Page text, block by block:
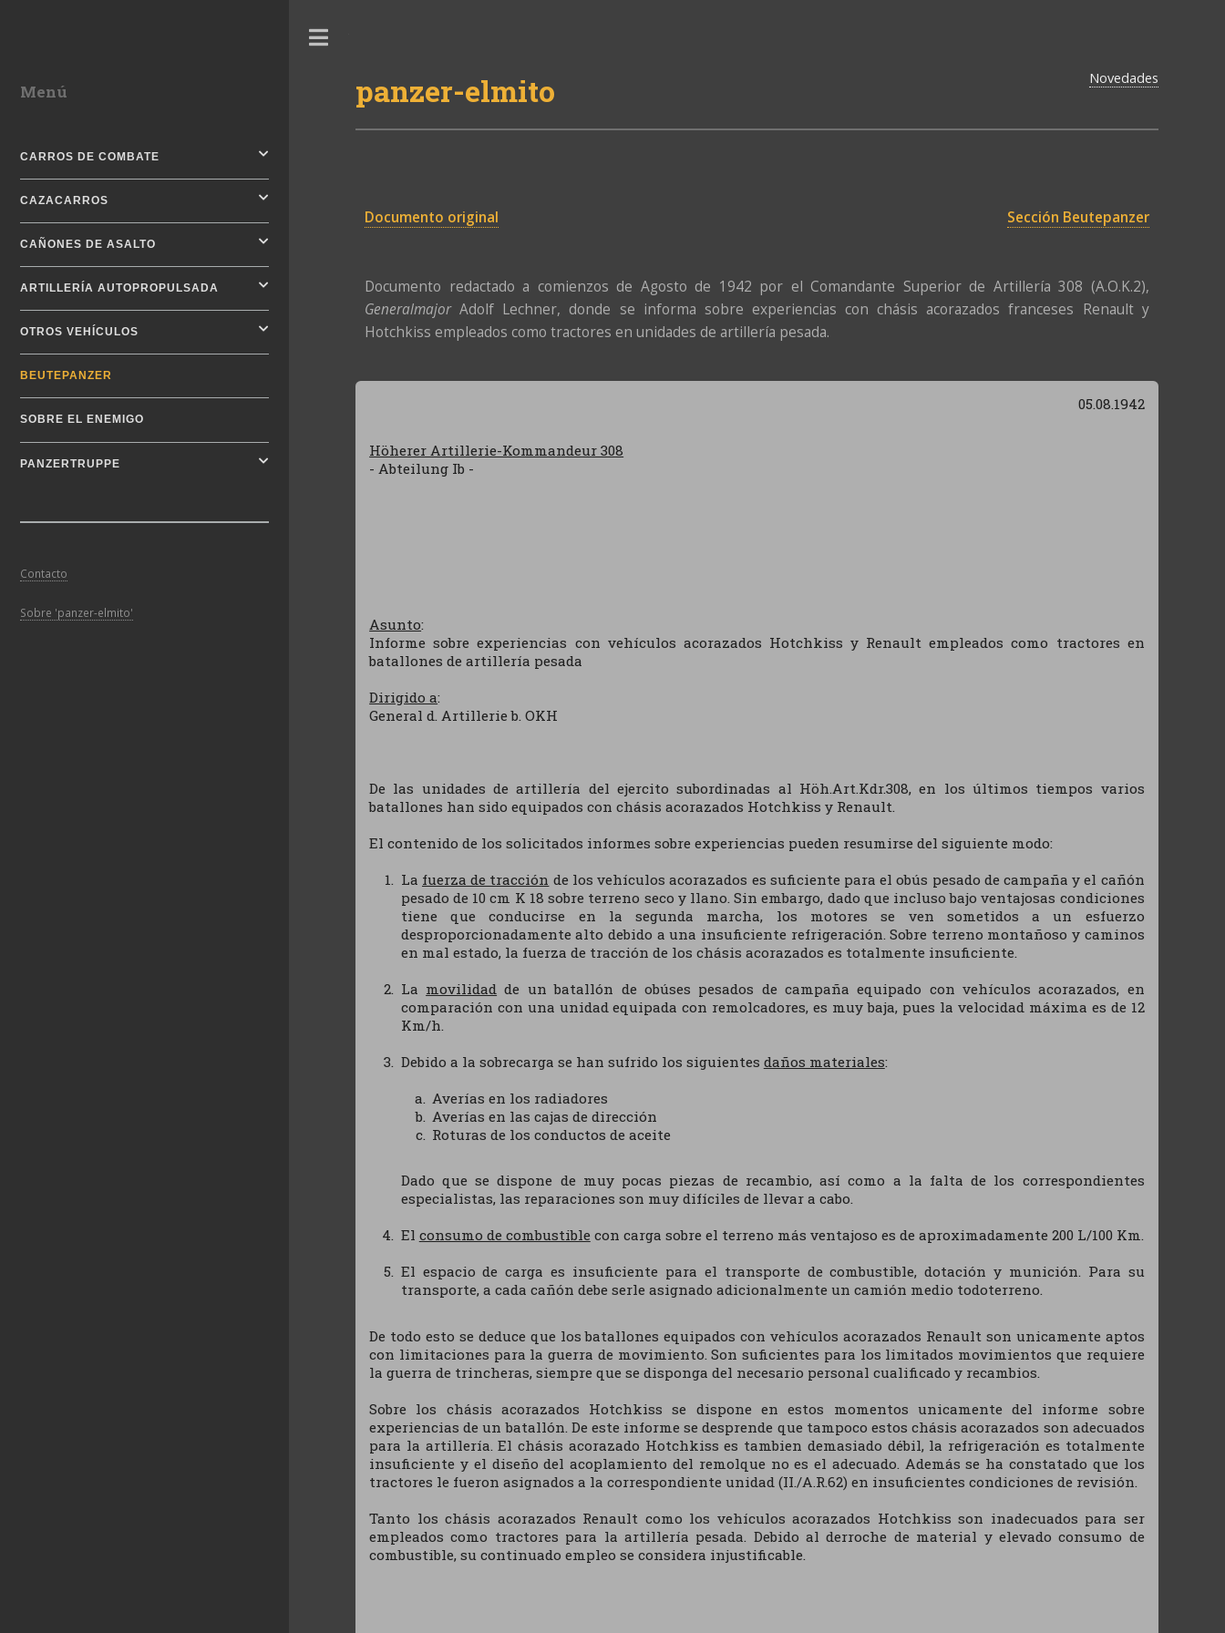
panzer-elmito Novedades
Documento original Sección Beutepanzer
Documento redactado a comienzos de Agosto de 1942 por el Comandante Superior de Artillería 308 (A.O.K.2),
GeneralmajorAdolf Lechner, donde se informa sobre experiencias con chásis acorazados franceses Renault y
Hotchkiss empleados como tractores en unidades de artillería pesada.
05.08.1942
Höherer Artillerie-Kommandeur 308
- Abteilung Ib -
Asunto:
Informe sobre experiencias con vehículos acorazados Hotchkiss y Renault empleados como tractores en
batallones de artillería pesada
Dirigido a:
General d. Artillerie b. OKH
De las unidades de artillería del ejercito subordinadas al Höh.Art.Kdr.308, en los últimos tiempos varios
batallones han sido equipados con chásis acorazados Hotchkiss y Renault.
El contenido de los solicitados informes sobre experiencias pueden resumirse del siguiente modo:
La fuerza de tracción de los vehículos acorazados es suficiente para el obús pesado de campaña y el cañón
pesado de 10 cm K 18 sobre terreno seco y llano. Sin embargo, dado que incluso bajo ventajosas condiciones
tiene que conducirse en la segunda marcha, los motores se ven sometidos a un esfuerzo
desproporcionadamente alto debido a una insuficiente refrigeración. Sobre terreno montañoso y caminos
en mal estado, la fuerza de tracción de los chásis acorazados es totalmente insuficiente.
La movilidad de un batallón de obúses pesados de campaña equipado con vehículos acorazados, en
comparación con una unidad equipada con remolcadores, es muy baja, pues la velocidad máxima es de 12
Km/h.
Debido a la sobrecarga se han sufrido los siguientes daños materiales:
Averías en los radiadores
Averías en las cajas de dirección
Roturas de los conductos de aceite
Dado que se dispone de muy pocas piezas de recambio, así como a la falta de los correspondientes
especialistas, las reparaciones son muy difíciles de llevar a cabo.
El consumo de combustible con carga sobre el terreno más ventajoso es de aproximadamente 200 L/100 Km.
El espacio de carga es insuficiente para el transporte de combustible, dotación y munición. Para su
transporte, a cada cañón debe serle asignado adicionalmente un camión medio todoterreno.
De todo esto se deduce que los batallones equipados con vehículos acorazados Renault son unicamente aptos
con limitaciones para la guerra de movimiento. Son suficientes para los limitados movimientos que requiere
la guerra de trincheras, siempre que se disponga del necesario personal cualificado y recambios.
Sobre los chásis acorazados Hotchkiss se dispone en estos momentos unicamente del informe sobre
experiencias de un batallón. De este informe se desprende que tampoco estos chásis acorazados son adecuados
para la artillería. El chásis acorazado Hotchkiss es tambien demasiado débil, la refrigeración es totalmente
insuficiente y el diseño del acoplamiento del remolque no es el adecuado. Además se ha constatado que los
tractores le fueron asignados a la correspondiente unidad (II./A.R.62) en insuficientes condiciones de revisión.
Tanto los chásis acorazados Renault como los vehículos acorazados Hotchkiss son inadecuados para ser
empleados como tractores para la artillería pesada. Debido al derroche de material y elevado consumo de
combustible, su continuado empleo se considera injustificable.
Menú
CARROS DE COMBATE
CAZACARROS
CAÑONES DE ASALTO
ARTILLERÍA AUTOPROPULSADA
OTROS VEHÍCULOS
BEUTEPANZER
SOBRE EL ENEMIGO
PANZERTRUPPE
Contacto
Sobre 'panzer-elmito'